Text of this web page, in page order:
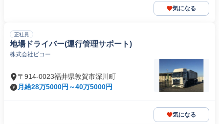
気になる
正社員
地場ドライバー(運行管理サポート)
株式会社ビコー
〒914-0023福井県敦賀市深川町
月給28万5000円～40万5000円
気になる